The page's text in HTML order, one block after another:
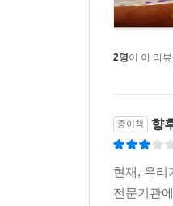
경쟁력을 바
삼중 구조화
없애려 할 것
한국의 청년
재벌의 지배
생계부조에
2명이 이 리
종이책 향
현재, 우리
전문기관